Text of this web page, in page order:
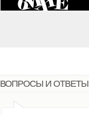
ВОПРОСЫ И ОТВЕТЫ